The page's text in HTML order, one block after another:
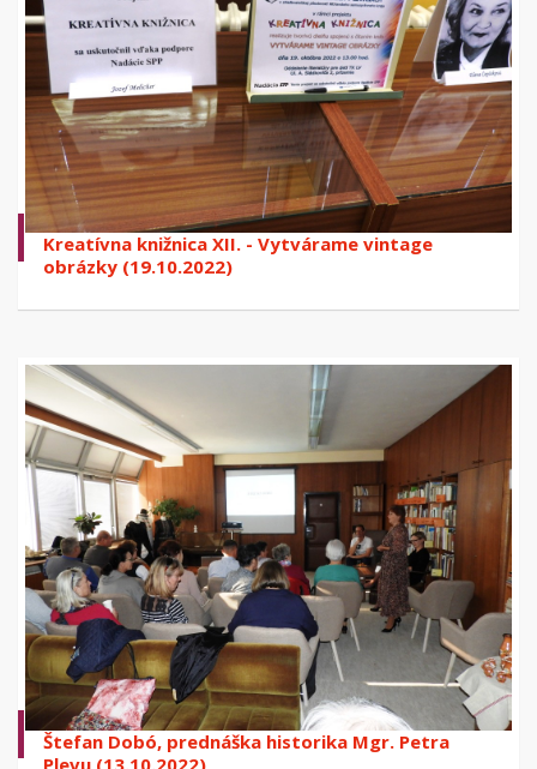
Kreatívna knižnica XII. - Vytvárame vintage
obrázky (19.10.2022)
Štefan Dobó, prednáška historika Mgr. Petra
Plevu (13.10.2022)